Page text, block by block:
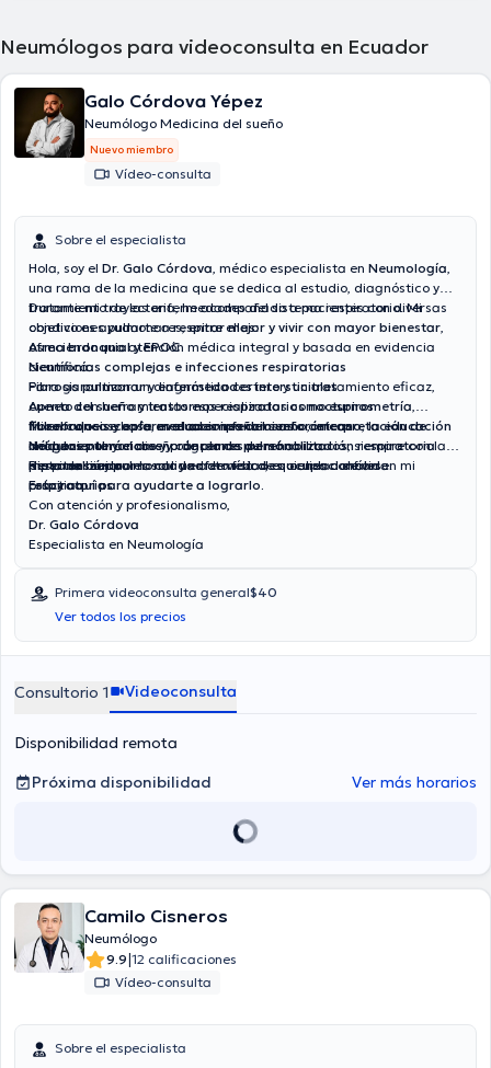
Neumólogos para videoconsulta en Ecuador
Galo Córdova Yépez
Neumólogo Medicina del sueño
Nuevo miembro
Vídeo-consulta
Sobre el especialista
Hola, soy el Dr. Galo Córdova, médico especialista en Neumología,
una rama de la medicina que se dedica al estudio, diagnóstico y
tratamiento de las enfermedades del sistema respiratorio. Mi
objetivo es ayudarte arespirar mejor y vivir con mayor bienestar,
ofreciendo una atención médica integral y basada en evidencia
científica.
Durante mi trayectoria, he acompañado a pacientes con diversas
condiciones pulmonares, entre ellas:
Asma bronquial y EPOC
Neumonías complejas e infecciones respiratorias
Fibrosis pulmonar y enfermedades intersticiales
Apnea del sueño y trastornos respiratorios nocturnos
Tuberculosis y enfermedades infecciosas crónicas
Nódulos pulmonares y cáncer de pulmón
Hipertensión pulmonar y enfermedades ocupacionales
respiratorias
Para garantizar un diagnóstico certero y un tratamiento eficaz,
cuento con herramientas especializadas comoespirometría,
fibrobroncoscopía,evaluaciones del sueño,interpretación de
imágenes torácicasy programas derehabilitación respiratoria
personalizada.
Mi enfoque se basa en elacompañamiento cercano, laeducación
del pacientey el diseño deplanes personalizados, siempre con la
meta de mejorar la calidad de vida de quienes confían en mi
práctica.
Respirar bien no es solo un acto físico, es calidad de vida.
Estoy aquí para ayudarte a lograrlo.
Con atención y profesionalismo,
Dr. Galo Córdova
Especialista en Neumología
Primera videoconsulta general$40
Ver todos los precios
Consultorio 1 Videoconsulta
Disponibilidad remota
Próxima disponibilidad
Ver más horarios
Camilo Cisneros
Neumólogo
9.9|12 calificaciones
Vídeo-consulta
Sobre el especialista